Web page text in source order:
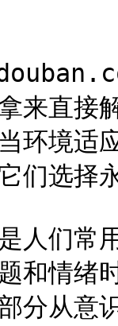
来直接
环境适
们选择
人们常
和情绪
分从意